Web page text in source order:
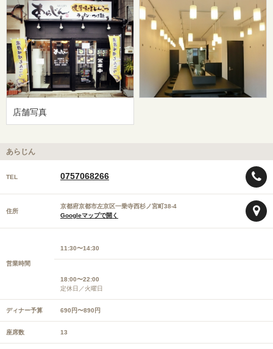
店舗写真
あらじん
TEL 0757068266
住所
京都府京都市左京区一乗寺西杉ノ宮町38-4
Googleマップで開く
営業時間
11:30〜14:30
18:00〜22:00
定休日／火曜日
ディナー予算 690円〜890円
座席数 13